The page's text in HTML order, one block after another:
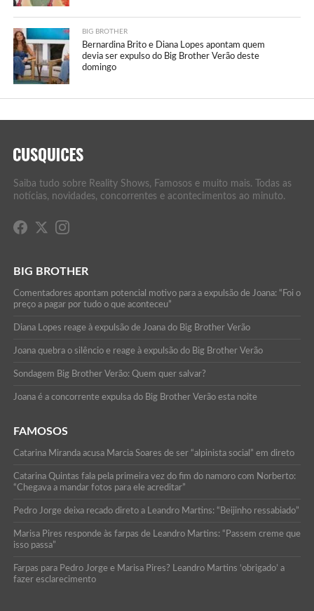
BIG BROTHER
Bernardina Brito e Diana Lopes apontam quem
devia ser expulso do Big Brother Verão deste
domingo
Saiba tudo sobre Reality Shows, Famosos e muito mais. Todas as
notícias, novidades, concorrentes e acontecimentos ao minuto.
BIG BROTHER
Comentadores apontam potencial motivo para a expulsão de Joana: “Foi o
preço a pagar por tudo o que aconteceu”
Diana Lopes reage à expulsão de Joana do Big Brother Verão
Joana quebra o silêncio e reage à expulsão do Big Brother Verão
Sondagem Big Brother Verão: Quem quer salvar?
Joana é a concorrente expulsa do Big Brother Verão esta noite
FAMOSOS
Catarina Miranda acusa Marcia Soares de ser “alpinista social” em direto
Catarina Quintas fala pela primeira vez do fim do namoro com Norberto:
“Chegava a mandar fotos para ele acreditar”
Pedro Jorge deixa recado direto a Leandro Martins: “Beijinho ressabiado”
Marisa Pires responde às farpas de Leandro Martins: “Passem creme que
isso passa”
Farpas para Pedro Jorge e Marisa Pires? Leandro Martins ‘obrigado’ a
fazer esclarecimento